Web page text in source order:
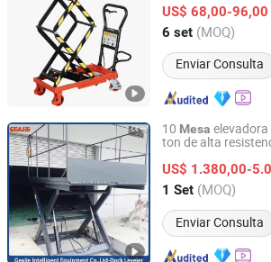
hidráulicade tijera
materiales
US$ 68,00-96,00
6 set (MOQ)
Enviar Consulta
Zhejiang, China Desde 2025
10 Mesa elevadora
ton de alta
US$ 1.380,00-
1 Set (MOQ)
Enviar Consulta
Dongtai Geajie Intelligent Equipment
Jiangsu, China Desde 2023